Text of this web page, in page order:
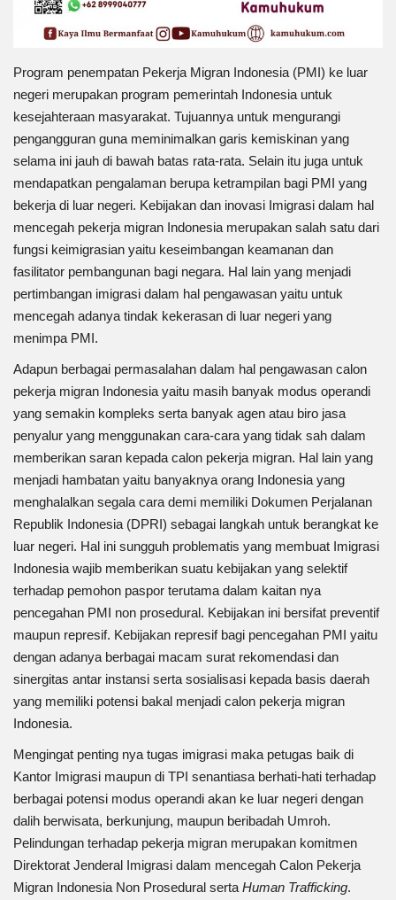
Program penempatan Pekerja Migran Indonesia (PMI) ke luar
negeri merupakan program pemerintah Indonesia untuk
kesejahteraan masyarakat. Tujuannya untuk mengurangi
pengangguran guna meminimalkan garis kemiskinan yang
selama ini jauh di bawah batas rata-rata. Selain itu juga untuk
mendapatkan pengalaman berupa ketrampilan bagi PMI yang
bekerja di luar negeri. Kebijakan dan inovasi Imigrasi dalam hal
mencegah pekerja migran Indonesia merupakan salah satu dari
fungsi keimigrasian yaitu keseimbangan keamanan dan
fasilitator pembangunan bagi negara. Hal lain yang menjadi
pertimbangan imigrasi dalam hal pengawasan yaitu untuk
mencegah adanya tindak kekerasan di luar negeri yang
menimpa PMI.
Adapun berbagai permasalahan dalam hal pengawasan calon
pekerja migran Indonesia yaitu masih banyak modus operandi
yang semakin kompleks serta banyak agen atau biro jasa
penyalur yang menggunakan cara-cara yang tidak sah dalam
memberikan saran kepada calon pekerja migran. Hal lain yang
menjadi hambatan yaitu banyaknya orang Indonesia yang
menghalalkan segala cara demi memiliki Dokumen Perjalanan
Republik Indonesia (DPRI) sebagai langkah untuk berangkat ke
luar negeri. Hal ini sungguh problematis yang membuat Imigrasi
Indonesia wajib memberikan suatu kebijakan yang selektif
terhadap pemohon paspor terutama dalam kaitan nya
pencegahan PMI non prosedural. Kebijakan ini bersifat preventif
maupun represif. Kebijakan represif bagi pencegahan PMI yaitu
dengan adanya berbagai macam surat rekomendasi dan
sinergitas antar instansi serta sosialisasi kepada basis daerah
yang memiliki potensi bakal menjadi calon pekerja migran
Indonesia.
Mengingat penting nya tugas imigrasi maka petugas baik di
Kantor Imigrasi maupun di TPI senantiasa berhati-hati terhadap
berbagai potensi modus operandi akan ke luar negeri dengan
dalih berwisata, berkunjung, maupun beribadah Umroh.
Pelindungan terhadap pekerja migran merupakan komitmen
Direktorat Jenderal Imigrasi dalam mencegah Calon Pekerja
Migran Indonesia Non Prosedural serta Human Trafficking.